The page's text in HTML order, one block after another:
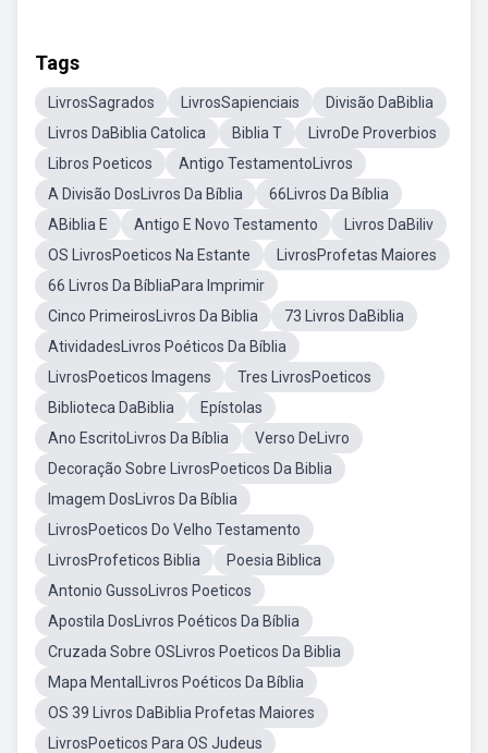
Tags
LivrosSagrados LivrosSapienciais
Divisão DaBiblia
Livros DaBiblia Catolica
Biblia T
LivroDe Proverbios
Libros Poeticos
Antigo TestamentoLivros
A Divisão DosLivros Da Bíblia
66Livros Da Bíblia
ABiblia E
Antigo E Novo Testamento
Livros DaBiliv
OS LivrosPoeticos Na Estante
LivrosProfetas Maiores
66 Livros Da BíbliaPara Imprimir
Cinco PrimeirosLivros Da Biblia
73 Livros DaBiblia
AtividadesLivros Poéticos Da Bíblia
LivrosPoeticos Imagens
Tres LivrosPoeticos
Biblioteca DaBiblia
Epístolas
Ano EscritoLivros Da Bíblia
Verso DeLivro
Decoração Sobre LivrosPoeticos Da Biblia
Imagem DosLivros Da Bíblia
LivrosPoeticos Do Velho Testamento
LivrosProfeticos Biblia
Poesia Biblica
Antonio GussoLivros Poeticos
Apostila DosLivros Poéticos Da Bíblia
Cruzada Sobre OSLivros Poeticos Da Biblia
Mapa MentalLivros Poéticos Da Bíblia
OS 39 Livros DaBiblia Profetas Maiores
LivrosPoeticos Para OS Judeus